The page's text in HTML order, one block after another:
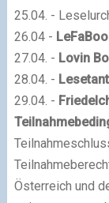
25.04. -
26.04 -
27.04. - Lovin
28.04. -
29.04. -
Österreich und